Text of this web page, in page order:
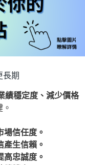
長期
績穩定度、減少價格
信任度。
生信賴。
忠誠度。